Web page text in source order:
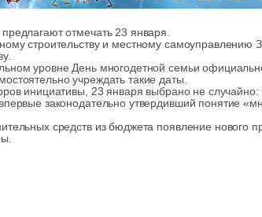
отмечать 23 января.
строительству и местному самоуправлению
уровне День многодетной семьи
учреждать такие даты.
инициативы, 23 января выбрано не случайно:
законодательно утвердивший понятие
средств из бюджета появление нового